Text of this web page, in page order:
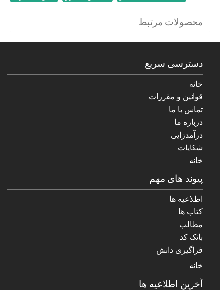
محصولات مرتبط
دسترسی سریع
خانه
قوانین و مقررات
تماس با ما
درباره ما
درآمدزایی
شکایات
خانه
پیوند های مهم
اطلاعیه ها
کتاب ها
مطالب
بانک کد
فراگیری دانش
خانه
آخرین اطلاعیه ها